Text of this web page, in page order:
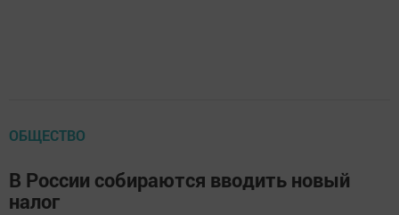
ОБЩЕСТВО
В России собираются вводить новый
налог